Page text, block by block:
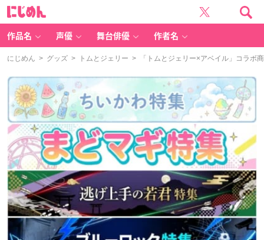
作品名 声優 舞台俳優 作者名
にじめん > グッズ > トムとジェリー > 「トムとジェリー×アベイル」コラボ